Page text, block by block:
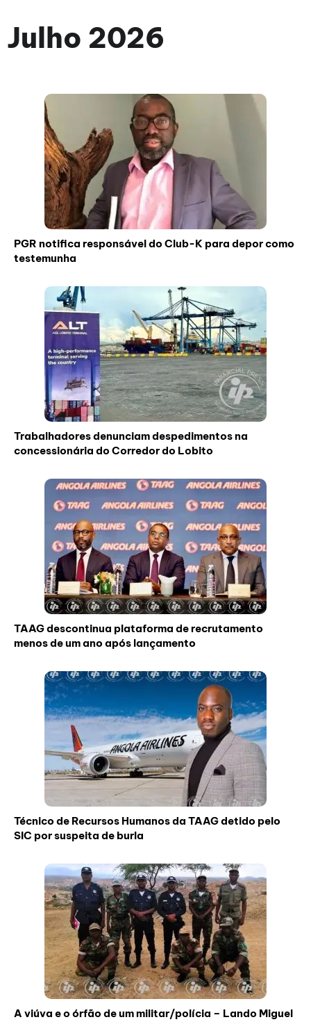
Julho 2026
PGR notifica responsável do Club-K para depor como
testemunha
Trabalhadores denunciam despedimentos na
concessionária do Corredor do Lobito
TAAG descontinua plataforma de recrutamento
menos de um ano após lançamento
Técnico de Recursos Humanos da TAAG detido pelo
SIC por suspeita de burla
A viúva e o órfão de um militar/polícia – Lando Miguel